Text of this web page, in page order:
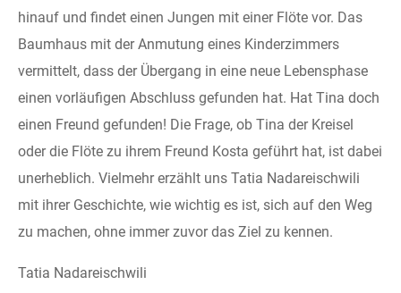
hinauf und findet einen Jungen mit einer Flöte vor. Das
Baumhaus mit der Anmutung eines Kinderzimmers
vermittelt, dass der Übergang in eine neue Lebensphase
einen vorläufigen Abschluss gefunden hat. Hat Tina doch
einen Freund gefunden! Die Frage, ob Tina der Kreisel
oder die Flöte zu ihrem Freund Kosta geführt hat, ist dabei
unerheblich. Vielmehr erzählt uns Tatia Nadareischwili
mit ihrer Geschichte, wie wichtig es ist, sich auf den Weg
zu machen, ohne immer zuvor das Ziel zu kennen.
Tatia Nadareischwili